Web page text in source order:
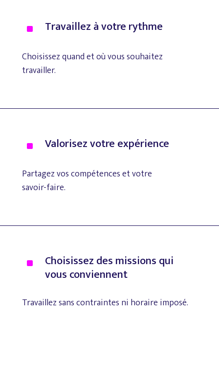
^ Travaillezàvotrerythme
Choisissezquandetoùvoussouhaitez
travailler.
^ Valorisezvotreexpérience
Partagezvoscompétencesetvotre
savoir-faire.
^ Choisissezdesmissionsqui
vousconviennent
Travaillezsanscontraintes ni horaire imposé.